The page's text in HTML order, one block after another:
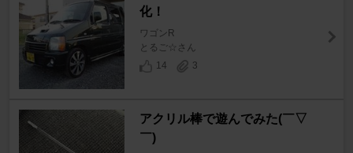
化！
ワゴンR
とるご☆さん
14
3
アクリル棒で遊んでみた(￣▽
￣)